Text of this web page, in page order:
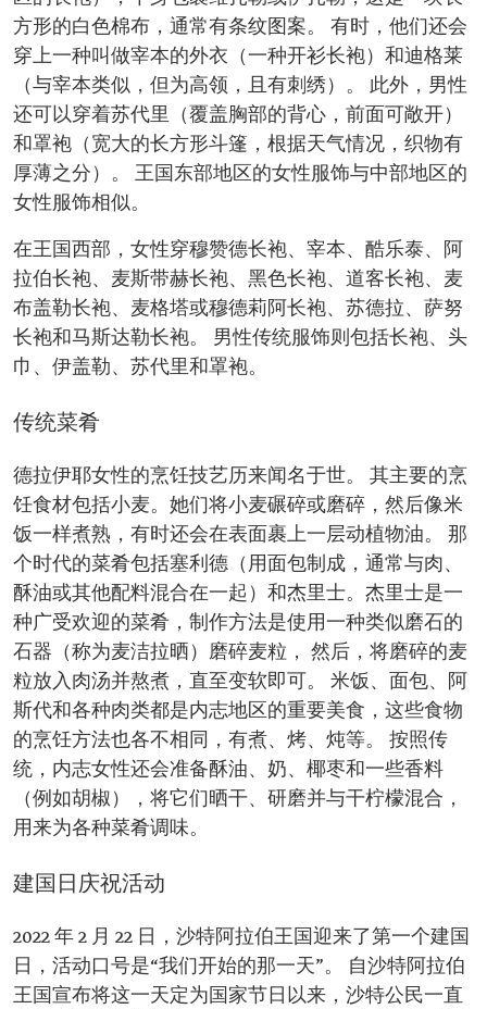
方形的白色棉布，通常有条纹图案。 有时，他们还会
穿上一种叫做宰本的外衣（一种开衫长袍）和迪格莱
（与宰本类似，但为高领，且有刺绣）。 此外，男性
还可以穿着苏代里（覆盖胸部的背心，前面可敞开）
和罩袍（宽大的长方形斗篷，根据天气情况，织物有
厚薄之分）。 王国东部地区的女性服饰与中部地区的
女性服饰相似。
在王国西部，女性穿穆赞德长袍、宰本、酷乐泰、阿
拉伯长袍、麦斯带赫长袍、黑色长袍、道客长袍、麦
布盖勒长袍、麦格塔或穆德莉阿长袍、苏德拉、萨努
长袍和马斯达勒长袍。 男性传统服饰则包括长袍、头
巾、伊盖勒、苏代里和罩袍。
传统菜肴
德拉伊耶女性的烹饪技艺历来闻名于世。 其主要的烹
饪食材包括小麦。她们将小麦碾碎或磨碎，然后像米
饭一样煮熟，有时还会在表面裹上一层动植物油。 那
个时代的菜肴包括塞利德（用面包制成，通常与肉、
酥油或其他配料混合在一起）和杰里士。杰里士是一
种广受欢迎的菜肴，制作方法是使用一种类似磨石的
石器（称为麦洁拉晒）磨碎麦粒， 然后，将磨碎的麦
粒放入肉汤并熬煮，直至变软即可。 米饭、面包、阿
斯代和各种肉类都是内志地区的重要美食，这些食物
的烹饪方法也各不相同，有煮、烤、炖等。 按照传
统，内志女性还会准备酥油、奶、椰枣和一些香料
（例如胡椒），将它们晒干、研磨并与干柠檬混合，
用来为各种菜肴调味。
建国日庆祝活动
2022 年 2 月 22 日，沙特阿拉伯王国迎来了第一个建国
日，活动口号是“我们开始的那一天”。 自沙特阿拉伯
王国宣布将这一天定为国家节日以来，沙特公民一直